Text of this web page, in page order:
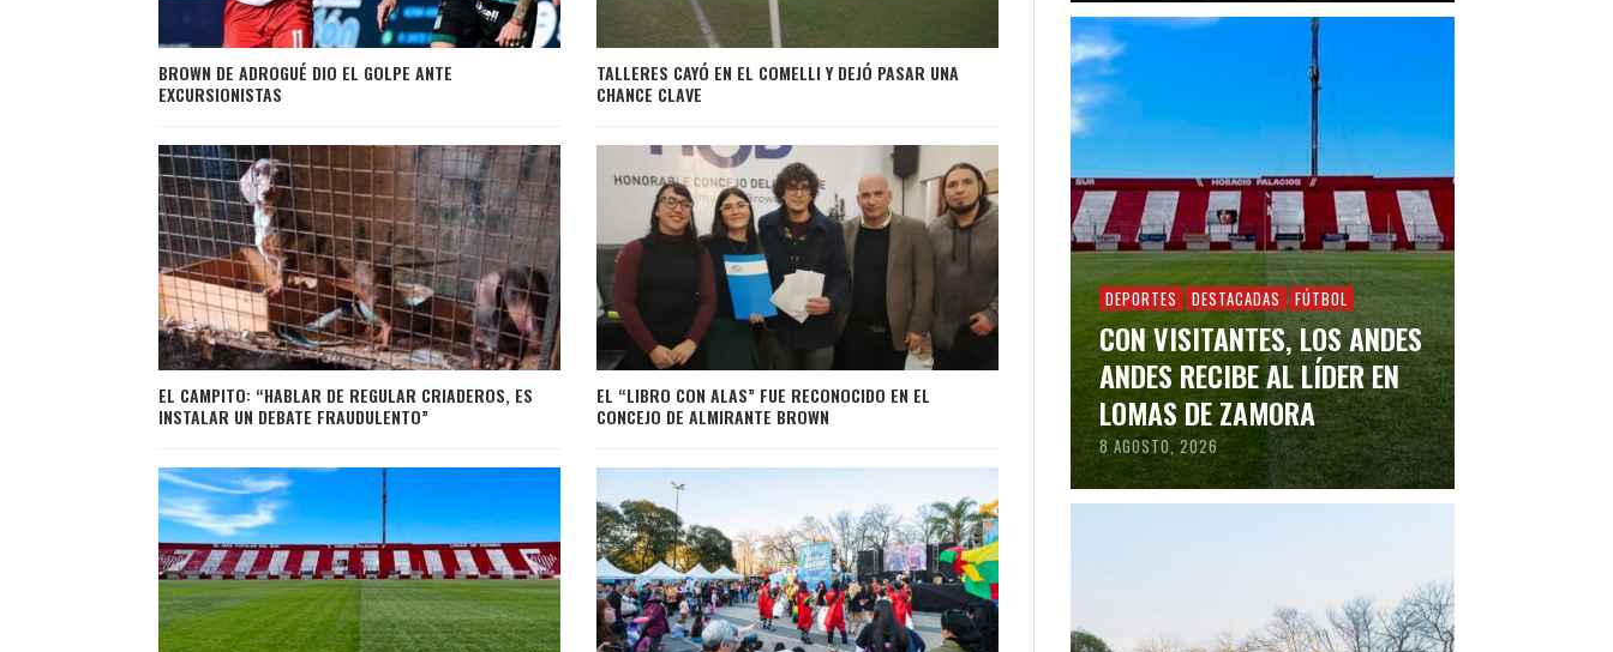
BROWN DE ADROGUÉ DIO EL GOLPE ANTE
EXCURSIONISTAS
TALLERES CAYÓ EN EL COMELLI Y DEJÓ PASAR UNA
CHANCE CLAVE
EL CAMPITO: “HABLAR DE REGULAR CRIADEROS, ES
INSTALAR UN DEBATE FRAUDULENTO”
EL “LIBRO CON ALAS” FUE RECONOCIDO EN EL
CONCEJO DE ALMIRANTE BROWN
DEPORTES DESTACADAS FÚTBOL
CON VISITANTES, LOS ANDES
ANDES RECIBE AL LÍDER EN
LOMAS DE ZAMORA
8 AGOSTO, 2026